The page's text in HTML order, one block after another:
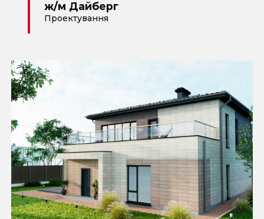
ж/м Дайберг
Проектування